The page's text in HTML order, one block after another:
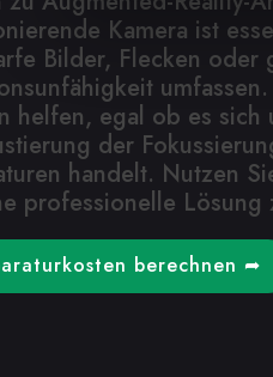
Kamera ist
Bilder, Flecken oder
helfen, egal ob es sich
der
handelt. Nutzen
professionelle Lösung
berechnen ➦